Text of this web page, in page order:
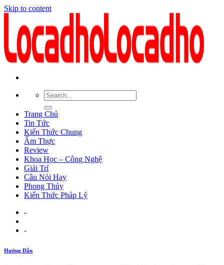
Skip to content
Trang Chủ
Tin Tức
Kiến Thức Chung
Ẩm Thực
Review
Khoa Học – Công Nghệ
Giải Trí
Câu Nói Hay
Phong Thủy
Kiến Thức Pháp Lý
-
-
Hướng Dẫn